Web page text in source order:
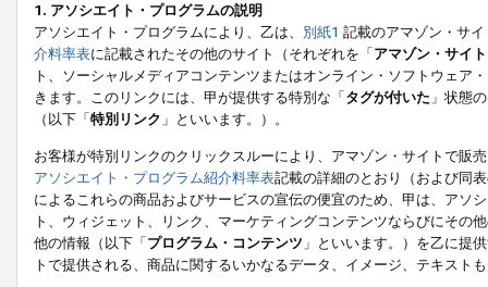
1. アソシエイト・プログラムの説明
アソシエイト・プログラムにより、乙は、 別紙1 記載のアマゾン・サ
介料率表に記載されたその他のサイト（それぞれを「アマゾン・サイト
ト、ソーシャルメディアコンテンツまたはオンライン・ソフトウェア
きます。このリンクには、甲が提供する特別な「タグが付いた 」状態
（以下「特別リンク 」といいます。）。
お客様が特別リンクのクリックスルーにより、アマゾン・サイトで販
アソシエイト・プログラム紹介料率表記載の詳細のとおり（および同
によるこれらの商品およびサービスの宣伝の便宜のため、甲は、アソ
ト、ウィジェット、リンク、マーケティングコンテンツならびにその
他の情報（以下「プログラム・コンテンツ 」といいます。）を乙に提
トで提供される、商品に関するいかなるデータ、イメージ、テキス